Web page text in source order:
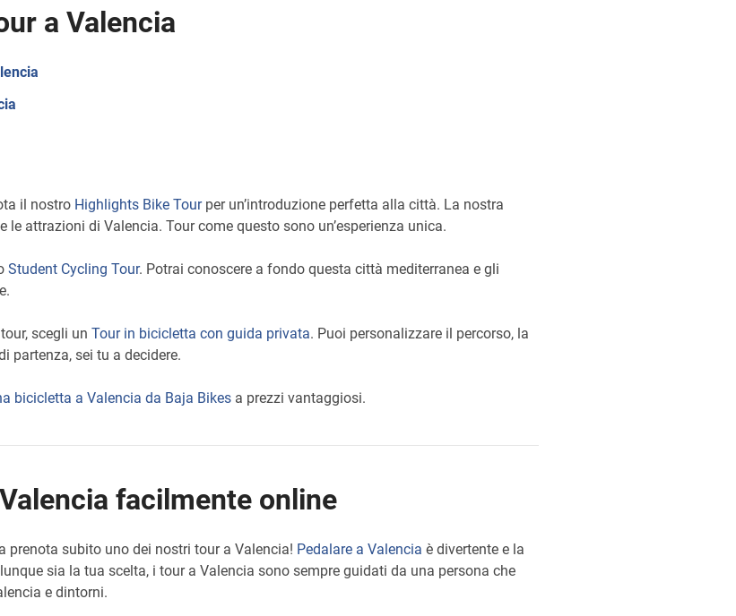
a Valencia
il nostro Highlights Bike Tourper un’introduzione perfetta alla città. La nostra
attrazioni di Valencia. Tour come questo sono un’esperienza unica.
Student Cycling Tour. Potrai conoscere a fondo questa città mediterranea e gli
scegli un Tour in bicicletta con guida privata. Puoi personalizzare il percorso, la
partenza, sei tu a decidere.
bicicletta a Valencia da Baja Bikes a prezzi vantaggiosi.
facilmente online
prenota subito uno dei nostri tour a Valencia! Pedalare a Valencia è divertente e la
sia la tua scelta, i tour a Valencia sono sempre guidati da una persona che
e dintorni.